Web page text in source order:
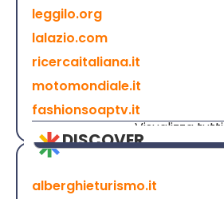
leggilo.org
lalazio.com
ricercaitaliana.it
motomondiale.it
fashionsoaptv.it
Visualizza tutti
DISCOVER
alberghieturismo.it